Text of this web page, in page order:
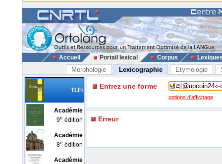
Accueil Portail lexical Corpus
Morphologie Lexicographie Etymologie
TLFi
Académie
9e édition
Académie
8e édition
Académie
Entrez une forme
options d'affichage
Erreur